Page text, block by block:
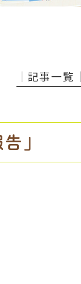
│記事一覧│
」